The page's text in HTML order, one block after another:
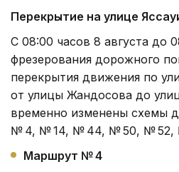
Перекрытие на улице
С 08:00 часов 8 августа до
фрезерования дорожного
перекрытия движения по
от улицы Жандосова до
временно изменены схемы
№ 4, № 14, № 44, № 50, № 52,
Маршрут № 4